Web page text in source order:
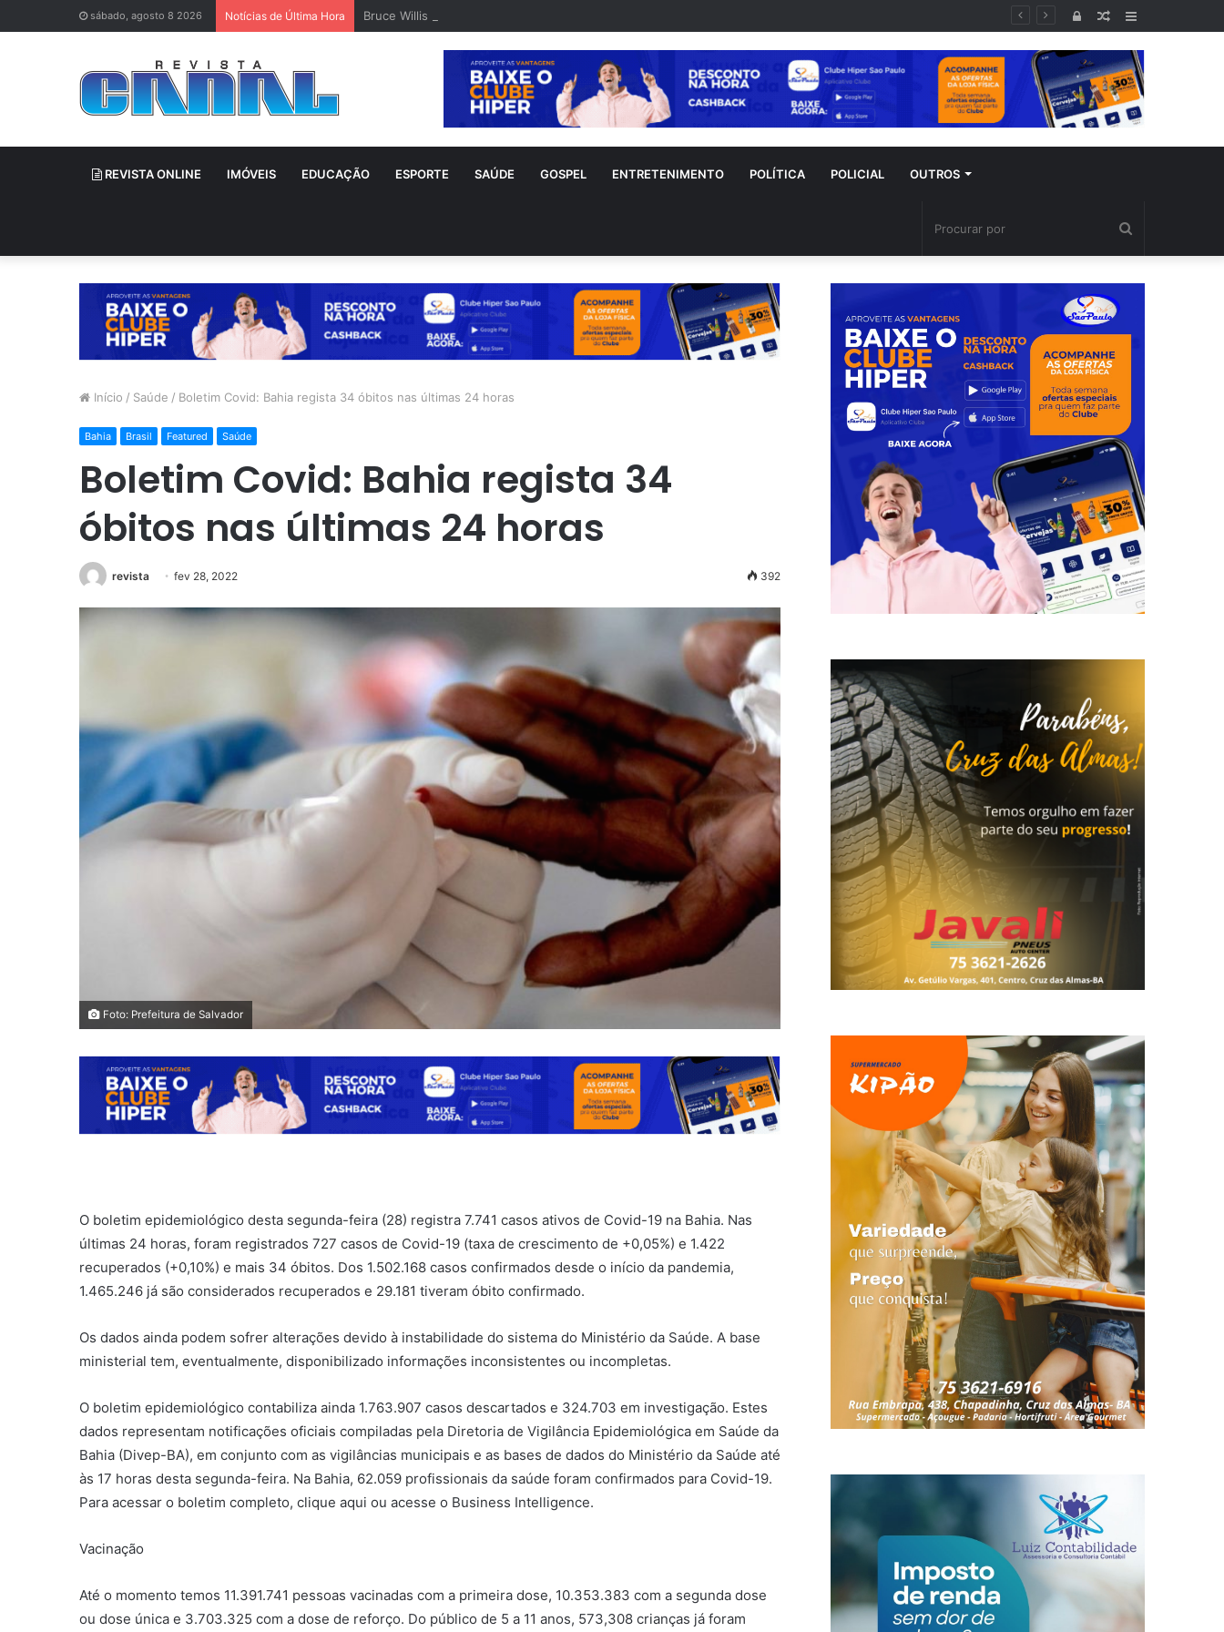
sábado, agosto 8 2026 Notícias de Última Hora Bruce Willis é visto em rara aparição após diagnóstico de demência frontotemporal
Lateral
Artigo
aleatório
Entrar
REVISTA ONLINE IMÓVEIS EDUCAÇÃO ESPORTE SAÚDE GOSPEL ENTRETENIMENTO POLÍTICA POLICIAL OUTROS
por
Início / Saúde / Boletim Covid: Bahia regista 34 óbitos nas últimas 24 horas
Bahia Brasil Featured Saúde
Boletim Covid: Bahia regista 34
óbitos nas últimas 24 horas
revista fev 28, 2022 392
Foto: Prefeitura de Salvador
O boletim epidemiológico desta segunda-feira (28) registra 7.741 casos ativos de Covid-19 na Bahia. Nas
últimas 24 horas, foram registrados 727 casos de Covid-19 (taxa de crescimento de +0,05%) e 1.422
recuperados (+0,10%) e mais 34 óbitos. Dos 1.502.168 casos confirmados desde o início da pandemia,
1.465.246 já são considerados recuperados e 29.181 tiveram óbito confirmado.
Os dados ainda podem sofrer alterações devido à instabilidade do sistema do Ministério da Saúde. A base
ministerial tem, eventualmente, disponibilizado informações inconsistentes ou incompletas.
O boletim epidemiológico contabiliza ainda 1.763.907 casos descartados e 324.703 em investigação. Estes
dados representam notificações oficiais compiladas pela Diretoria de Vigilância Epidemiológica em Saúde da
Bahia (Divep-BA), em conjunto com as vigilâncias municipais e as bases de dados do Ministério da Saúde até
às 17 horas desta segunda-feira. Na Bahia, 62.059 profissionais da saúde foram confirmados para Covid-19.
Para acessar o boletim completo, clique aqui ou acesse o Business Intelligence.
Vacinação
Até o momento temos 11.391.741 pessoas vacinadas com a primeira dose, 10.353.383 com a segunda dose
ou dose única e 3.703.325 com a dose de reforço. Do público de 5 a 11 anos, 573,308 crianças já foram